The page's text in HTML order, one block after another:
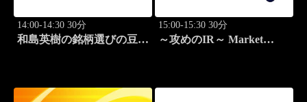
14:00-14:30 30分
和島英樹の銘柄選びの豆知
15:00-15:30 30分
～攻めのIR～ Market